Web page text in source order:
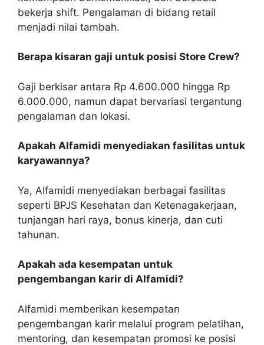
bekerja shift. Pengalaman di bidang retail
menjadi nilai tambah.
Berapa kisaran gaji untuk posisi Store Crew?
Gaji berkisar antara Rp 4.600.000 hingga Rp
6.000.000, namun dapat bervariasi tergantung
pengalaman dan lokasi.
Apakah Alfamidi menyediakan fasilitas untuk
karyawannya?
Ya, Alfamidi menyediakan berbagai fasilitas
seperti BPJS Kesehatan dan Ketenagakerjaan,
tunjangan hari raya, bonus kinerja, dan cuti
tahunan.
Apakah ada kesempatan untuk
pengembangan karir di Alfamidi?
Alfamidi memberikan kesempatan
pengembangan karir melalui program pelatihan,
mentoring, dan kesempatan promosi ke posisi